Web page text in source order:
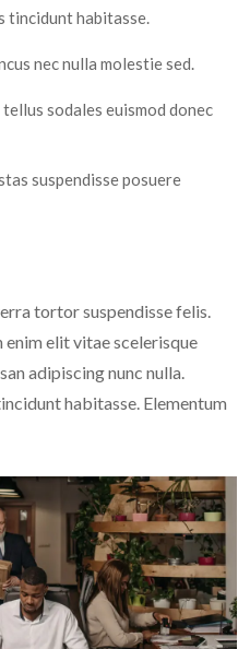
tincidunt habitasse.
nec nulla molestie sed.
sodales euismod donec
suspendisse posuere
tortor suspendisse felis.
elit vitae scelerisque
adipiscing nunc nulla.
habitasse. Elementum